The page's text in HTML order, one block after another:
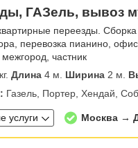
ГАЗель, вывоз
переезды.
перевозка пианино,
частник
Длина 4 м. Ширина 2 м.
Газель, Портер, Хендай,
услуги Москва →